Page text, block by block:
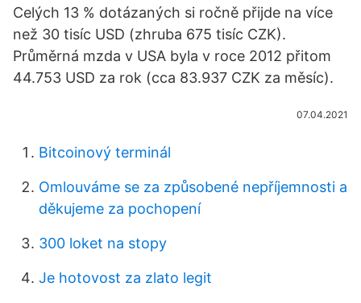
Celých 13 % dotázaných si ročně přijde na více
než 30 tisíc USD (zhruba 675 tisíc CZK).
Průměrná mzda v USA byla v roce 2012 přitom
44.753 USD za rok (cca 83.937 CZK za měsíc).
07.04.2021
Bitcoinový terminál
Omlouváme se za způsobené nepříjemnosti a
děkujeme za pochopení
300 loket na stopy
Je hotovost za zlato legit